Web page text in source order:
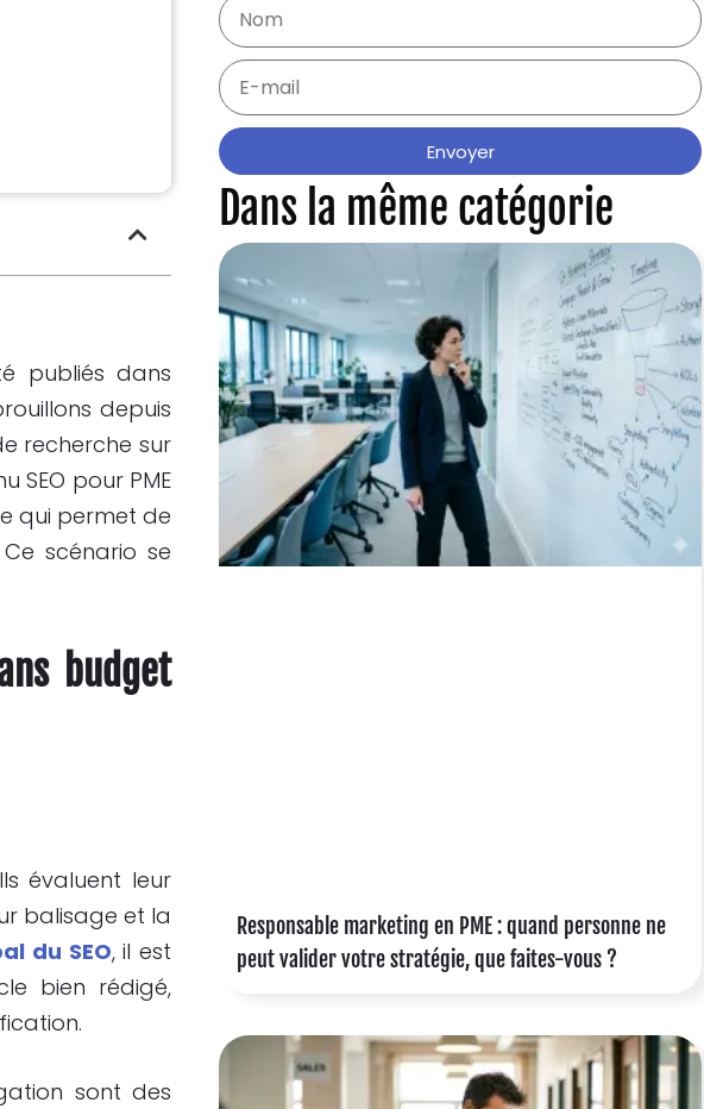
publiés dans
depuis
recherche sur
pour PME
qui permet de
scénario se
budget
évaluent leur
balisage et la
du SEO, il est
bien rédigé,
sont des
Envoyer
Dans la même catégorie
Responsable marketing en PME : quand personne ne
peut valider votre stratégie, que faites-vous ?